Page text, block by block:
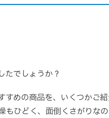
たでしょうか？
すめの商品を、いくつかご
もひどく、面倒くさがりな